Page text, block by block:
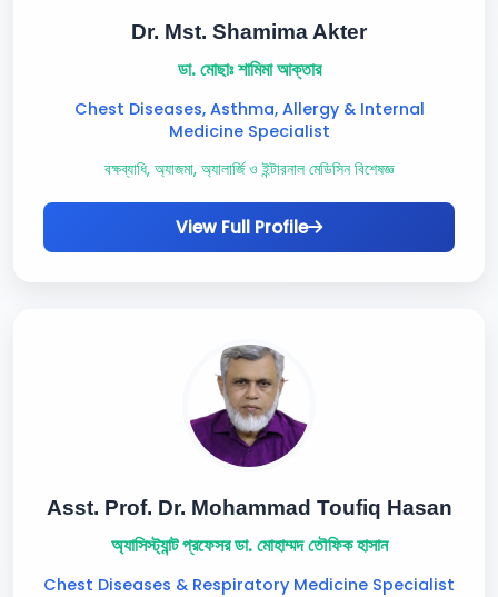
Dr. Mst. Shamima Akter
ডা. মোছাঃ শামিমা আক্তার
Chest Diseases, Asthma, Allergy & Internal
Medicine Specialist
বক্ষব্যাধি, অ্যাজমা, অ্যালার্জি ও ইন্টারনাল মেডিসিন বিশেষজ্ঞ
View Full Profile
Asst. Prof. Dr. Mohammad Toufiq Hasan
অ্যাসিস্ট্যান্ট প্রফেসর ডা. মোহাম্মদ তৌফিক হাসান
Chest Diseases & Respiratory Medicine Specialist